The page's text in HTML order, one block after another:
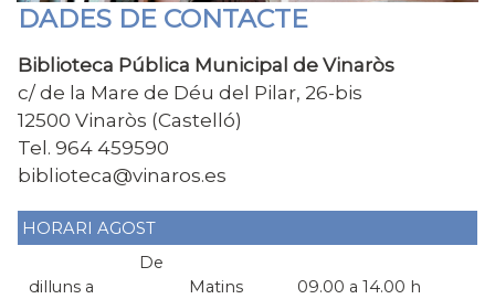
DADES DE CONTACTE
Biblioteca Pública Municipal de Vinaròs
c/ de la Mare de Déu del Pilar, 26-bis
12500 Vinaròs (Castelló)
Tel. 964 459590
biblioteca@vinaros.es
HORARI AGOST
De
dilluns a
Matins 09.00 a 14.00 h